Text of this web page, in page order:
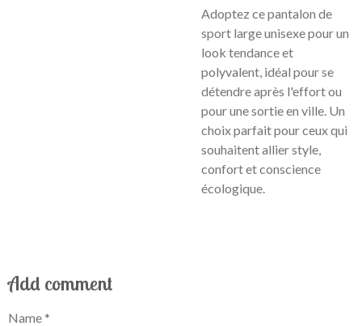
Adoptez ce pantalon de
sport large unisexe pour un
look tendance et
polyvalent, idéal pour se
détendre après l'effort ou
pour une sortie en ville. Un
choix parfait pour ceux qui
souhaitent allier style,
confort et conscience
écologique.
Add comment
Name *